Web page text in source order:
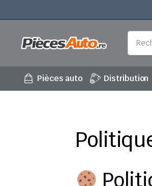
Pièces auto Distribution